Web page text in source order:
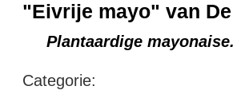
"Eivrije mayo" van De
Plantaardige mayonaise.
Categorie: